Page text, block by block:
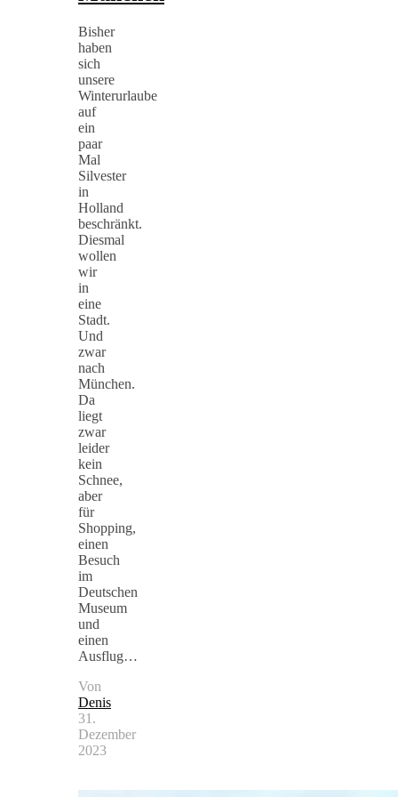
Bisher
haben
sich
unsere
Winterurlaube
auf
ein
paar
Mal
Silvester
in
Holland
beschränkt.
Diesmal
wollen
wir
in
eine
Stadt.
Und
zwar
nach
München.
Da
liegt
zwar
leider
kein
Schnee,
aber
für
Shopping,
einen
Besuch
im
Deutschen
Museum
und
einen
Ausflug…
Von
Denis
31.
Dezember
2023